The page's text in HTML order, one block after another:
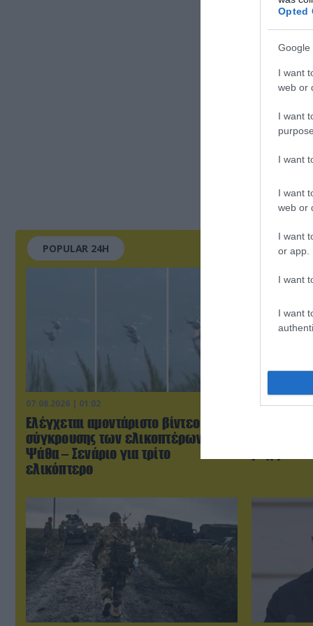
Opted
Google
I want
web or
I want
I want
I want
web or
I want
or app.
I want
I want
POPULAR 24H
07.08.2026 | 01:02
Ελέγχεται αμοντάριστο βίντεο της
σύγκρουσης των ελικοπτέρων στην
Ψάθα – Σενάριο για τρίτο
ελικόπτερο
07.08.2026 |